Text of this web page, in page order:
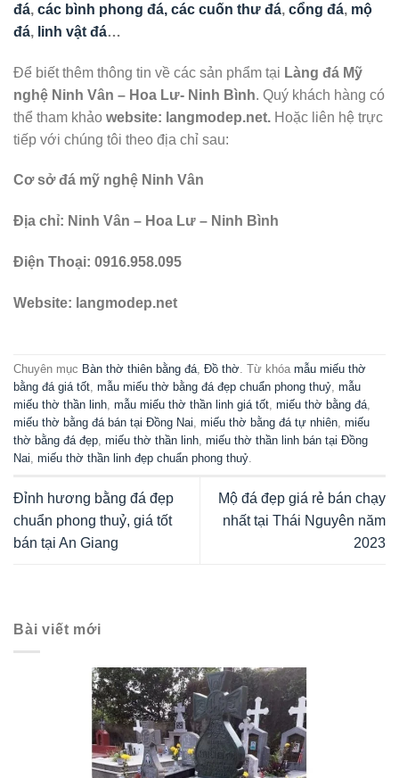
đá, các bình phong đá, các cuốn thư đá, cổng đá, mộ
đá, linh vật đá…
Để biết thêm thông tin về các sản phẩm tại Làng đá Mỹ
nghệ Ninh Vân – Hoa Lư- Ninh Bình. Quý khách hàng có
thể tham khảo website: langmodep.net. Hoặc liên hệ trực
tiếp với chúng tôi theo địa chỉ sau:
Cơ sở đá mỹ nghệ Ninh Vân
Địa chỉ: Ninh Vân – Hoa Lư – Ninh Bình
Điện Thoại: 0916.958.095
Website: langmodep.net
Chuyên mục Bàn thờ thiên bằng đá Đồ thờ . Từ khóa mẫu miếu thờ
bằng đá giá tốt mẫu miếu thờ bằng đá đẹp chuẩn phong thuỷ mẫu
miếu thờ thần linh mẫu miếu thờ thần linh giá tốt miếu thờ bằng đá
miếu thờ bằng đá bán tại Đồng Nai miếu thờ bằng đá tự nhiên miếu
thờ bằng đá đẹp miếu thờ thần linh miếu thờ thần linh bán tại Đồng
Nai miếu thờ thần linh đẹp chuẩn phong thuỷ
Đỉnh hương bằng đá đẹp
chuẩn phong thuỷ, giá tốt
bán tại An Giang
Mộ đá đẹp giá rẻ bán chạy
nhất tại Thái Nguyên năm
2023
Bài viết mới